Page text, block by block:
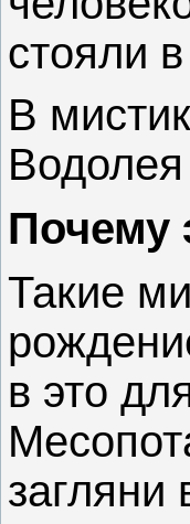
стояли
В
Почему
Такие
в это
загляни